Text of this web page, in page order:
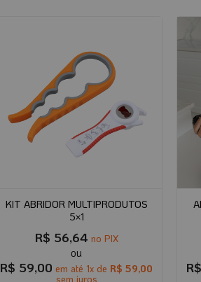
KIT ABRIDOR MULTIPRODUTOS
5×1
R$ 56,64 no PIX
R$ 59,00 em até 1x de R$ 59,00
sem juros
R$